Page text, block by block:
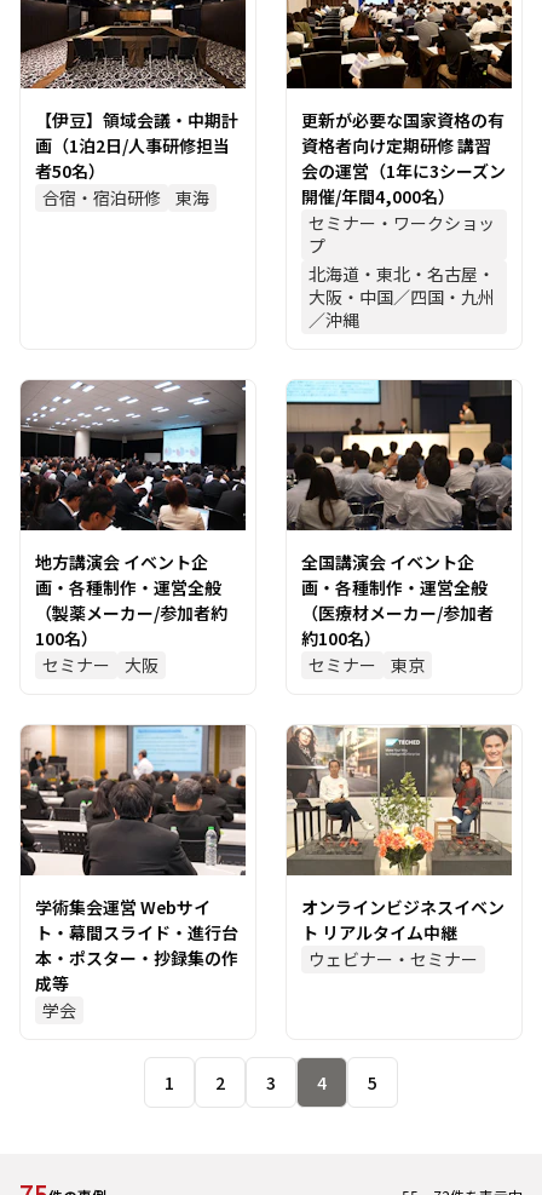
【伊豆】領域会議・中期計
画（1泊2日/人事研修担当
者50名）
合宿・宿泊研修 東海
更新が必要な国家資格の有
資格者向け定期研修 講習
会の運営（1年に3シーズン
開催/年間4,000名）
セミナー・ワークショッ
プ
北海道・東北・名古屋・
大阪・中国／四国・九州
／沖縄
地方講演会 イベント企
画・各種制作・運営全般
（製薬メーカー/参加者約
100名）
セミナー
大阪
全国講演会 イベント企
画・各種制作・運営全般
（医療材メーカー/参加者
約100名）
セミナー
東京
学術集会運営 Webサイ
ト・幕間スライド・進行台
本・ポスター・抄録集の作
成等
学会
オンラインビジネスイベン
ト リアルタイム中継
ウェビナー・セミナー
1 2 3 4 5